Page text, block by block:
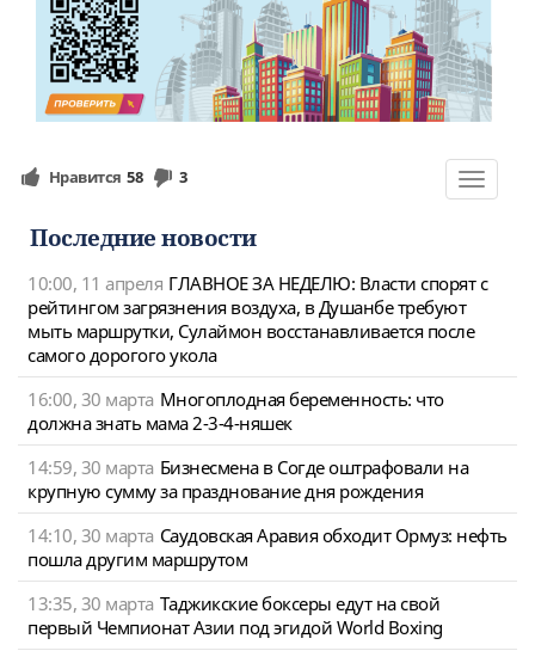
Toggle
Нравится 58 3
Последние новости
10:00, 11 апреля ГЛАВНОЕ ЗА НЕДЕЛЮ: Власти спорят с
рейтингом загрязнения воздуха, в Душанбе требуют
мыть маршрутки, Сулаймон восстанавливается после
самого дорогого укола
16:00, 30 марта Многоплодная беременность: что
должна знать мама 2-3-4-няшек
14:59, 30 марта Бизнесмена в Согде оштрафовали на
крупную сумму за празднование дня рождения
14:10, 30 марта Саудовская Аравия обходит Ормуз: нефть
пошла другим маршрутом
13:35, 30 марта Таджикские боксеры едут на свой
первый Чемпионат Азии под эгидой World Boxing